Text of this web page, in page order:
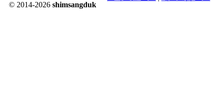
© 2014-2026 shimsangduk